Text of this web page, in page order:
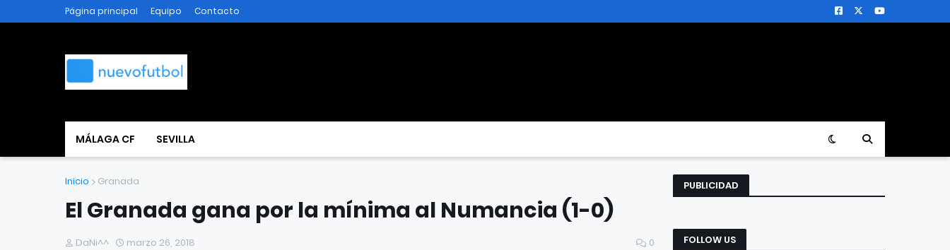
Página principal Equipo Contacto
MÁLAGA CF SEVILLA
Inicio Granada
El Granada gana por la mínima al Numancia (1-0)
DaNi^^ marzo 26, 2018 0
PUBLICIDAD
FOLLOW US